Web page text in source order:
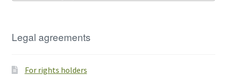
Legal agreements
For rights holders